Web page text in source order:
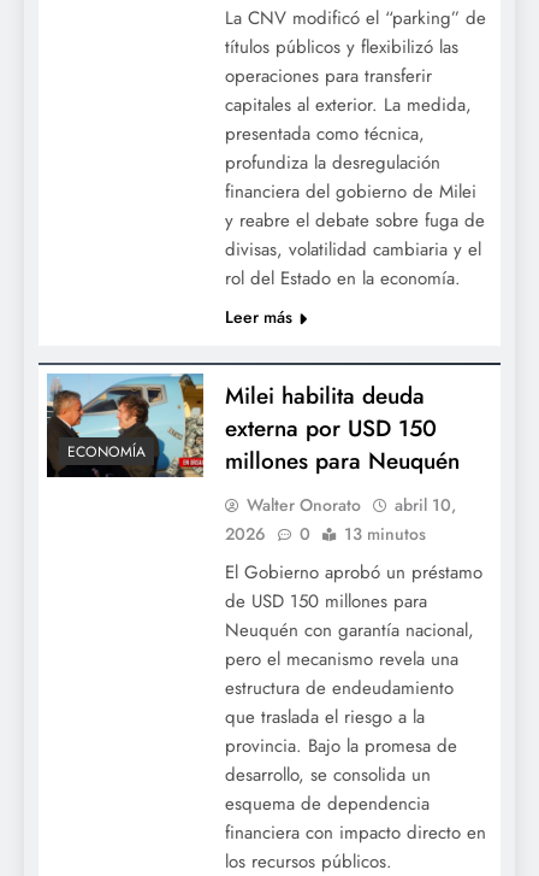
La CNV modificó el “parking” de
títulos públicos y flexibilizó las
operaciones para transferir
capitales al exterior. La medida,
presentada como técnica,
profundiza la desregulación
financiera del gobierno de Milei
y reabre el debate sobre fuga de
divisas, volatilidad cambiaria y el
rol del Estado en la economía.
Leer más
ECONOMÍA
Milei habilita deuda
externa por USD 150
millones para Neuquén
Walter Onorato
abril 10,
2026
0 13 minutos
El Gobierno aprobó un préstamo
de USD 150 millones para
Neuquén con garantía nacional,
pero el mecanismo revela una
estructura de endeudamiento
que traslada el riesgo a la
provincia. Bajo la promesa de
desarrollo, se consolida un
esquema de dependencia
financiera con impacto directo en
los recursos públicos.